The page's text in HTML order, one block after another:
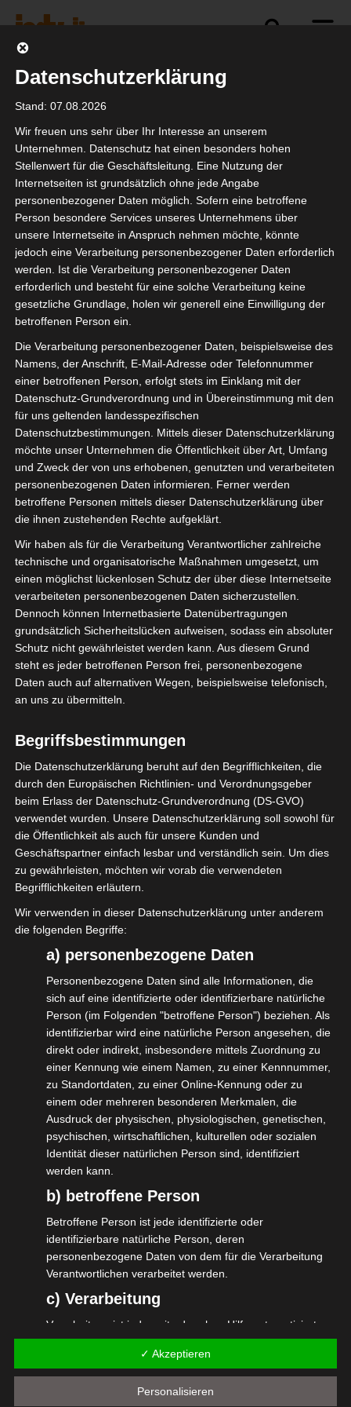
Selbstständigkeit
IW-Selbstständigen-
Survey
SELBSTÄNDIGE aller Branchen aufgepasst
und mitgemacht:
unser Partnerverband VGSD (Verband der
Gründer und Selbständigen) führt
gemeinsam mit dem Institut der deutschen
Wirtschaft Köln e.V. (IW) eine Umfrage zur
Selbständigkeit durch. Dabei geht es darum,
wie Selbständige aufgestellt sind, wie sie
mit Kunden arbeiten, Scheinselbständigkeit
und Versicherung (insbesondere Alter).
Grund für die Umfrage ist es, aktuelle
Zahlen zu bekommen. In den anstehenden
Diskussionen zur Altersvorsorgepflicht auf
Bundesebene müssen wir mit guten
Argumenten und aktuellen Umfragewerten
unsere gemeinsamen Positionen vertreten.
Deshalb bitten wir Dich, nimm an dieser
Umfrage teil und hilf dabei mit. Die
Ergebnisse werden auch von der isdv
genutzt.
Die Umfrage ist beim IW Köln gehostet. Du
kannst entweder mit Deiner Email
teilnehmen, dann bekommst Du den
Ergebnisbericht unaufgefordert zugemailt
nach Abschluss der Umfrage, oder Du
nimmst absolut anonym teil ohne
Ergebnisbericht.
https://umfragen.iwkoeln.de/index.php/
Datenschutzerklärung
Stand: 07.08.2026
Wir freuen uns sehr über Ihr Interesse an unserem
Unternehmen. Datenschutz hat einen besonders hohen
Stellenwert für die Geschäftsleitung. Eine Nutzung der
Internetseiten ist grundsätzlich ohne jede Angabe
personenbezogener Daten möglich. Sofern eine betroffene
Person besondere Services unseres Unternehmens über
unsere Internetseite in Anspruch nehmen möchte, könnte
jedoch eine Verarbeitung personenbezogener Daten erforderlich
werden. Ist die Verarbeitung personenbezogener Daten
erforderlich und besteht für eine solche Verarbeitung keine
gesetzliche Grundlage, holen wir generell eine Einwilligung der
betroffenen Person ein.
Die Verarbeitung personenbezogener Daten, beispielsweise des
Namens, der Anschrift, E-Mail-Adresse oder Telefonnummer
einer betroffenen Person, erfolgt stets im Einklang mit der
Datenschutz-Grundverordnung und in Übereinstimmung mit den
für uns geltenden landesspezifischen
Datenschutzbestimmungen. Mittels dieser Datenschutzerklärung
möchte unser Unternehmen die Öffentlichkeit über Art, Umfang
und Zweck der von uns erhobenen, genutzten und verarbeiteten
personenbezogenen Daten informieren. Ferner werden
betroffene Personen mittels dieser Datenschutzerklärung über
die ihnen zustehenden Rechte aufgeklärt.
Wir haben als für die Verarbeitung Verantwortlicher zahlreiche
technische und organisatorische Maßnahmen umgesetzt, um
einen möglichst lückenlosen Schutz der über diese Internetseite
verarbeiteten personenbezogenen Daten sicherzustellen.
Dennoch können Internetbasierte Datenübertragungen
grundsätzlich Sicherheitslücken aufweisen, sodass ein absoluter
Schutz nicht gewährleistet werden kann. Aus diesem Grund
steht es jeder betroffenen Person frei, personenbezogene
Daten auch auf alternativen Wegen, beispielsweise telefonisch,
an uns zu übermitteln.
Begriffsbestimmungen
Die Datenschutzerklärung beruht auf den Begrifflichkeiten, die
durch den Europäischen Richtlinien- und Verordnungsgeber
beim Erlass der Datenschutz-Grundverordnung (DS-GVO)
verwendet wurden. Unsere Datenschutzerklärung soll sowohl für
die Öffentlichkeit als auch für unsere Kunden und
Geschäftspartner einfach lesbar und verständlich sein. Um dies
zu gewährleisten, möchten wir vorab die verwendeten
Begrifflichkeiten erläutern.
Wir verwenden in dieser Datenschutzerklärung unter anderem
die folgenden Begriffe:
a) personenbezogene Daten
Personenbezogene Daten sind alle Informationen, die
sich auf eine identifizierte oder identifizierbare natürliche
Person (im Folgenden "betroffene Person") beziehen. Als
identifizierbar wird eine natürliche Person angesehen, die
direkt oder indirekt, insbesondere mittels Zuordnung zu
einer Kennung wie einem Namen, zu einer Kennnummer,
zu Standortdaten, zu einer Online-Kennung oder zu
einem oder mehreren besonderen Merkmalen, die
Ausdruck der physischen, physiologischen, genetischen,
psychischen, wirtschaftlichen, kulturellen oder sozialen
Identität dieser natürlichen Person sind, identifiziert
werden kann.
b) betroffene Person
Betroffene Person ist jede identifizierte oder
identifizierbare natürliche Person, deren
personenbezogene Daten von dem für die Verarbeitung
Verantwortlichen verarbeitet werden.
c) Verarbeitung
Verarbeitung ist jeder mit oder ohne Hilfe automatisierter
Verfahren ausgeführte Vorgang oder jede solche
Vorgangsreihe im Zusammenhang mit
personenbezogenen Daten wie das Erheben, das
Erfassen, die Organisation, das Ordnen, die Speicherung,
✓ Akzeptieren
Personalisieren